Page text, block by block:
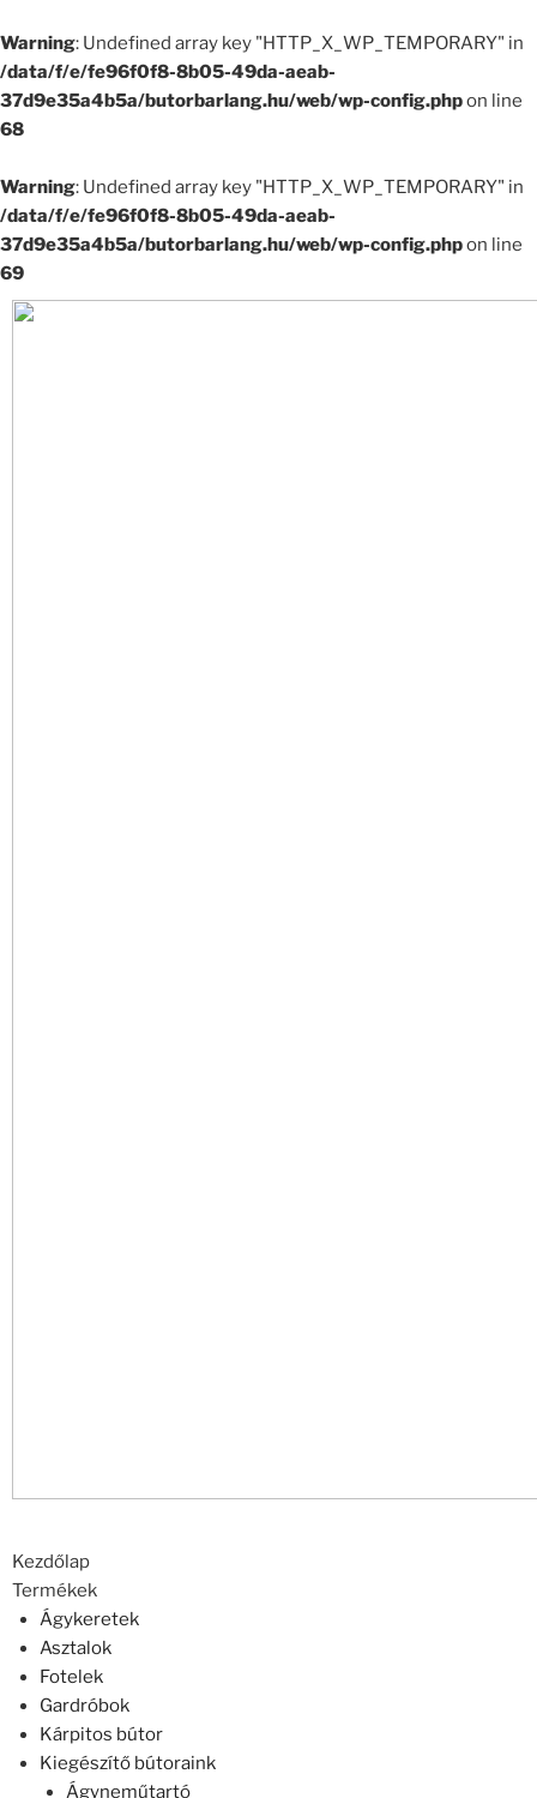
Warning: Undefined array key "HTTP_X_WP_TEMPORARY" in
/data/f/e/fe96f0f8-8b05-49da-aeab-
37d9e35a4b5a/butorbarlang.hu/web/wp-config.phpon line
68
Warning: Undefined array key "HTTP_X_WP_TEMPORARY" in
/data/f/e/fe96f0f8-8b05-49da-aeab-
37d9e35a4b5a/butorbarlang.hu/web/wp-config.phpon line
69
Kezdőlap
Termékek
Ágykeretek
Asztalok
Fotelek
Gardróbok
Kárpitos bútor
Kiegészítő bútoraink
Ágyneműtartó